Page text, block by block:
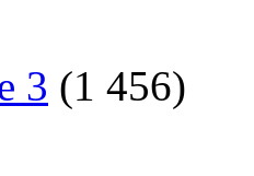
3 (1 456)